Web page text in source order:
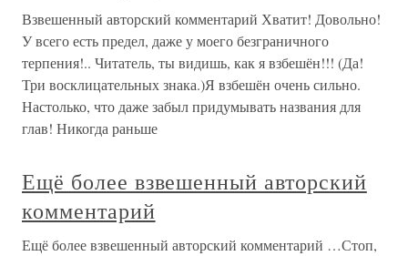
Взвешенный авторский комментарий Хватит! Довольно!
У всего есть предел, даже у моего безграничного
терпения!.. Читатель, ты видишь, как я взбешён!!! (Да!
Три восклицательных знака.)Я взбешён очень сильно.
Настолько, что даже забыл придумывать названия для
глав! Никогда раньше
Ещё более взвешенный авторский
комментарий
Ещё более взвешенный авторский комментарий …Стоп,